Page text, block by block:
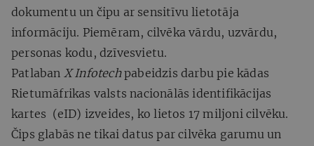
dokumentu un čipu ar sensitīvu lietotāja
informāciju. Piemēram, cilvēka vārdu, uzvārdu,
personas kodu, dzīvesvietu.
Patlaban X Infotechpabeidzis darbu pie kādas
Rietumāfrikas valsts nacionālās identifikācijas
kartes (eID) izveides, ko lietos 17 miljoni cilvēku.
Čips glabās ne tikai datus par cilvēka garumu un